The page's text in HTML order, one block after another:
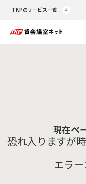
TKPのサービス一覧
現在ペ
恐れ入りますが
エラ